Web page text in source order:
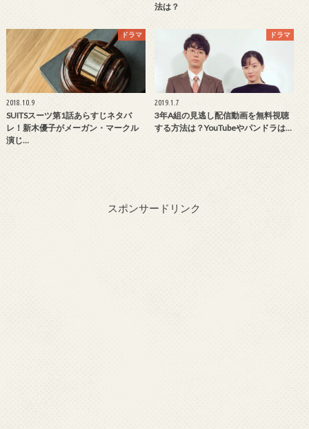
法は？
ドラマ
2018.10.9
SUITSスーツ第1話あらすじネタバ
レ！新木優子がメーガン・マークル
演じ…
ドラマ
2019.1.7
3年A組の見逃し配信動画を無料視聴
する方法は？YouTubeやパンドラは…
スポンサードリンク